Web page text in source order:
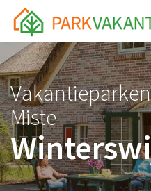
<body id="page-top">
Miste